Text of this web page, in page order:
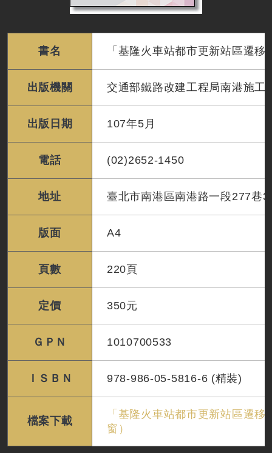
書名 「基隆火車站都市更新站區遷移
出版機關 交通部鐵路改建工程局南港施工
出版日期 107年5月
電話 (02)2652-1450
地址 臺北市南港區南港路一段277巷
版面 A4
頁數 220頁
定價 350元
ＧＰＮ 1010700533
ＩＳＢＮ 978-986-05-5816-6 (精裝)
檔案下載
「基隆火車站都市更新站區遷
窗）